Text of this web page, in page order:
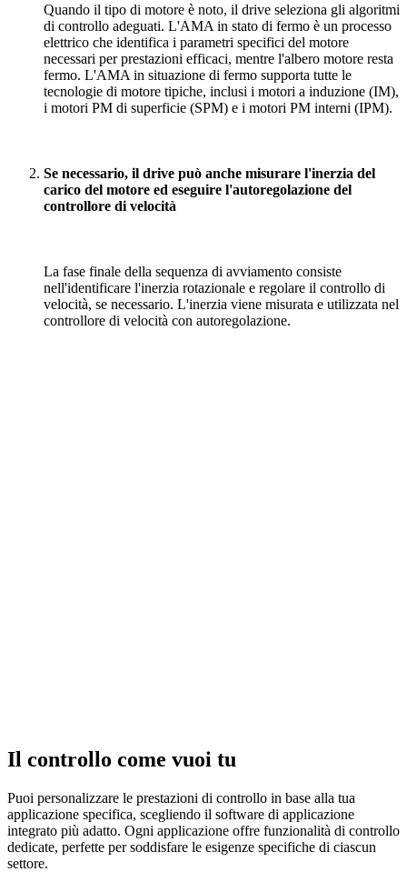
Quando il tipo di motore è noto, il drive seleziona gli algoritmi
di controllo adeguati. L'AMA in stato di fermo è un processo
elettrico che identifica i parametri specifici del motore
necessari per prestazioni efficaci, mentre l'albero motore resta
fermo. L'AMA in situazione di fermo supporta tutte le
tecnologie di motore tipiche, inclusi i motori a induzione (IM),
i motori PM di superficie (SPM) e i motori PM interni (IPM).
Se necessario, il drive può anche misurare l'inerzia del
carico del motore ed eseguire l'autoregolazione del
controllore di velocità
La fase finale della sequenza di avviamento consiste
nell'identificare l'inerzia rotazionale e regolare il controllo di
velocità, se necessario. L'inerzia viene misurata e utilizzata nel
controllore di velocità con autoregolazione.
Il controllo come vuoi tu
Puoi personalizzare le prestazioni di controllo in base alla tua
applicazione specifica, scegliendo il software di applicazione
integrato più adatto. Ogni applicazione offre funzionalità di controllo
dedicate, perfette per soddisfare le esigenze specifiche di ciascun
settore.